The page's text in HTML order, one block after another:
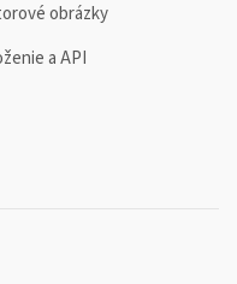
obrázky
a API